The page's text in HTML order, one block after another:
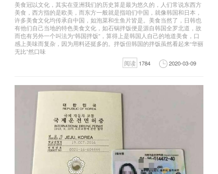
美食冠以文化，其实在亚洲我们的历史算是最为悠久的，人们常说东西方
美食，西方指的是欧美，而东方一般就是指咱们中国，就像韩国和日本，
许多美食文化均传承自中国，如泡菜和生鱼片皆是。美食当然了，日韩也
有他们自己当地的特色美食文化，如石锅拌饭便是源自韩国全罗北道，故
而也有另外一个叫法为“韩国拌饭”，算得上是韩国人自己的地道美食，口
感上美味而复杂，因为用料还挺多的。拌饭但韩国的拌饭虽然看起来“华丽
无比”然口味
阅读 1784 2020-03-09